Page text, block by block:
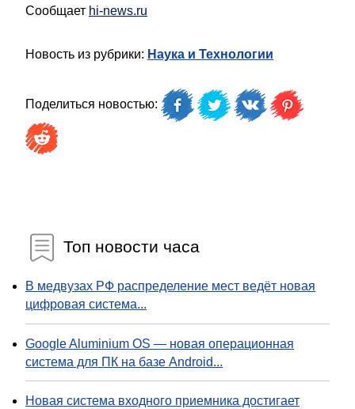
Сообщает hi-news.ru
Новость из рубрики: Наука и Технологии
Поделиться новостью:
Топ новости часа
В медвузах РФ распределение мест ведёт новая
цифровая система...
Google Aluminium OS — новая операционная
система для ПК на базе Android...
Новая система входного приемника достигает